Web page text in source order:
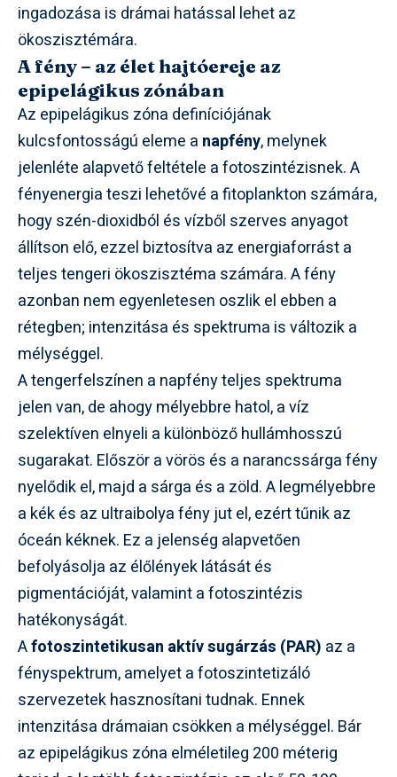
ingadozása is drámai hatással lehet az
ökoszisztémára.
A fény – az élet hajtóereje az
epipelágikus zónában
Az epipelágikus zóna definíciójának
kulcsfontosságú eleme a napfény, melynek
jelenléte alapvető feltétele a fotoszintézisnek. A
fényenergia teszi lehetővé a fitoplankton számára,
hogy szén-dioxidból és vízből szerves anyagot
állítson elő, ezzel biztosítva az energiaforrást a
teljes tengeri ökoszisztéma számára. A fény
azonban nem egyenletesen oszlik el ebben a
rétegben; intenzitása és spektruma is változik a
mélységgel.
A tengerfelszínen a napfény teljes spektruma
jelen van, de ahogy mélyebbre hatol, a víz
szelektíven elnyeli a különböző hullámhosszú
sugarakat. Először a vörös és a narancssárga fény
nyelődik el, majd a sárga és a zöld. A legmélyebbre
a kék és az ultraibolya fény jut el, ezért tűnik az
óceán kéknek. Ez a jelenség alapvetően
befolyásolja az élőlények látását és
pigmentációját, valamint a fotoszintézis
hatékonyságát.
Afotoszintetikusan aktív sugárzás (PAR) az a
fényspektrum, amelyet a fotoszintetizáló
szervezetek hasznosítani tudnak. Ennek
intenzitása drámaian csökken a mélységgel. Bár
az epipelágikus zóna elméletileg 200 méterig